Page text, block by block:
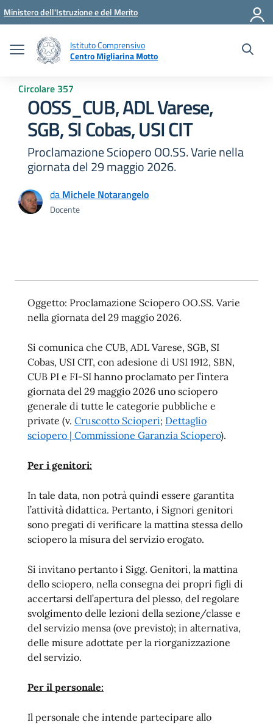
Vai ai contenuti
Vai al menu di navigazione
Vai al footer
Ministero dell'Istruzione e del Merito
Istituto Comprensivo
Centro Migliarina Motto
Circolare 357
OOSS_CUB, ADL Varese,
SGB, SI Cobas, USI CIT
Proclamazione Sciopero OO.SS. Varie nella
giornata del 29 maggio 2026.
da Michele Notarangelo
Docente
Oggetto: Proclamazione Sciopero OO.SS. Varie
nella giornata del 29 maggio 2026.
Si comunica che CUB, ADL Varese, SGB, SI
Cobas, USI CIT, con adesione di USI 1912, SBN,
CUB PI e FI-SI hanno proclamato per l’intera
giornata del 29 maggio 2026 uno sciopero
generale di tutte le categorie pubbliche e
private (v. Cruscotto Scioperi; Dettaglio
sciopero | Commissione Garanzia Sciopero).
Per i genitori:
In tale data, non potrà quindi essere garantita
l’attività didattica. Pertanto, i Signori genitori
sono pregati di verificare la mattina stessa dello
sciopero la misura del servizio erogato.
Si invitano pertanto i Sigg. Genitori, la mattina
dello sciopero, nella consegna dei propri figli di
accertarsi dell’apertura del plesso, del regolare
svolgimento delle lezioni della sezione/classe e
del servizio mensa (ove previsto); in alternativa,
delle misure adottate per la riorganizzazione
del servizio.
Per il personale:
Il personale che intende partecipare allo